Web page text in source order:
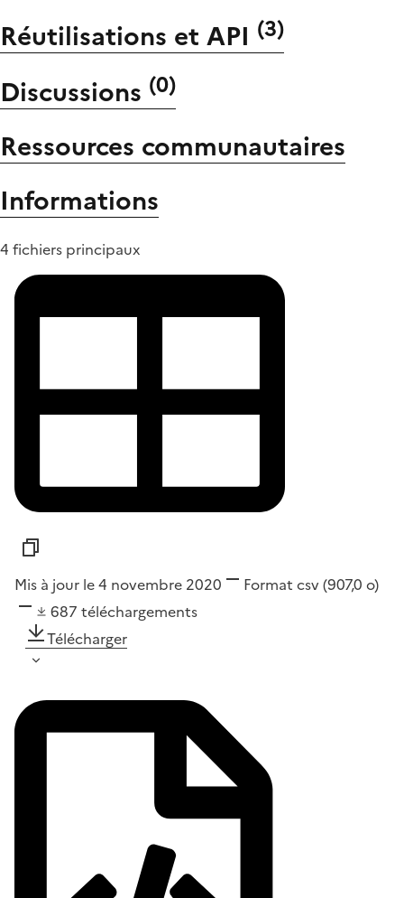
Réutilisations et API (3)
Discussions (0)
Ressources communautaires
Informations
4 fichiers principaux
Mis à jour le 4 novembre 2020 Format csv(907,0 o)
687 téléchargements
Télécharger